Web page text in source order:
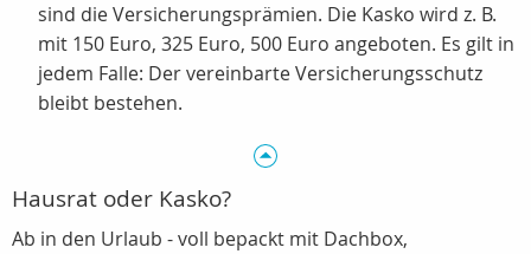
sind die Versicherungsprämien. Die Kasko wird z. B.
mit 150 Euro, 325 Euro, 500 Euro angeboten. Es gilt in
jedem Falle: Der vereinbarte Versicherungsschutz
bleibt bestehen.
Hausrat oder Kasko?
Ab in den Urlaub - voll bepackt mit Dachbox,